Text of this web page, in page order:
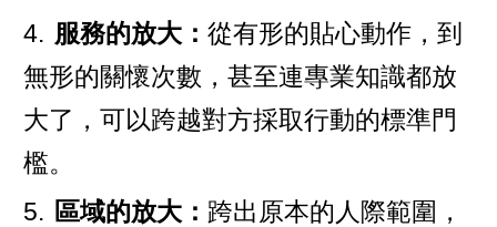
4. 服務的放大： 從有形的貼心動作，到
無形的關懷次數，甚至連專業知識都放
大了，可以跨越對方採取行動的標準門
檻。
5. 區域的放大： 跨出原本的人際範圍，